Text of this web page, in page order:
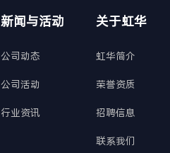
新闻与活动
公司动态
公司活动
行业资讯
关于虹华
虹华简介
荣誉资质
招聘信息
联系我们